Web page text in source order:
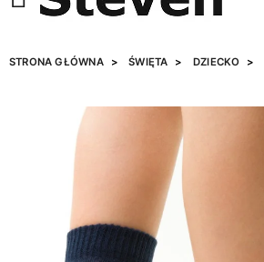
STRONA GŁÓWNA ŚWIĘTA DZIECKO